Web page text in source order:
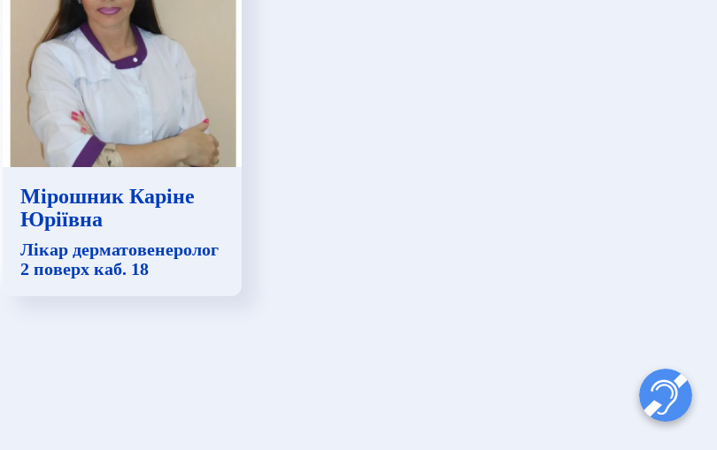
Мірошник Каріне
Юріївна
Лікар дерматовенеролог
2 поверх каб. 18